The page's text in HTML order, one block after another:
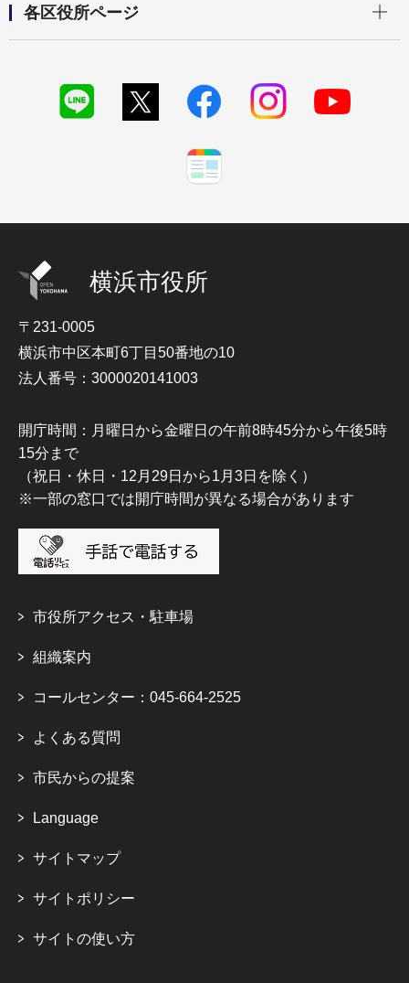
各区役所ページ
横浜市役所
〒231-0005
横浜市中区本町6丁目50番地の10
法人番号：3000020141003
開庁時間：月曜日から金曜日の午前8時45分から午後5時
15分まで
（祝日・休日・12月29日から1月3日を除く）
※一部の窓口では開庁時間が異なる場合があります
市役所アクセス・駐車場
組織案内
コールセンター：045-664-2525
よくある質問
市民からの提案
Language
サイトマップ
サイトポリシー
サイトの使い方